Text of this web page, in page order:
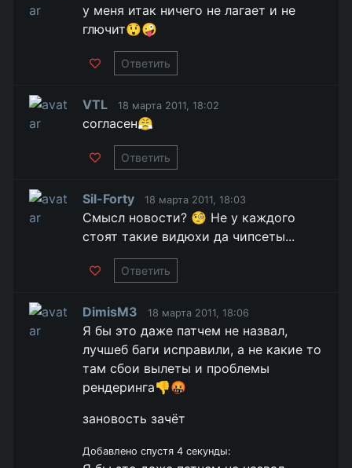
у меня итак ничего не лагает и не
глючит😲🤪
Ответить
VTL 18 марта 2011, 18:02
согласен😤
Ответить
Sil-Forty 18 марта 2011, 18:03
Смысл новости? 🧐 Не у каждого
стоят такие видюхи да чипсеты...
Ответить
DimisM3 18 марта 2011, 18:06
Я бы это даже патчем не назвал,
лучшеб баги исправили, а не какие то
там сбои вылеты и проблемы
рендеринга👎🤬
зановость зачёт
Добавлено спустя 4 секунды: